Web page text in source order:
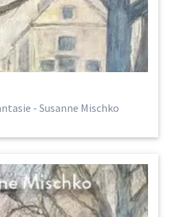
- Susanne Mischko